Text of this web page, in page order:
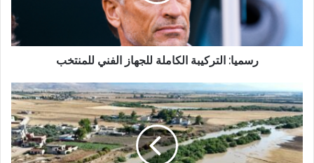
رسميا: التركيبة الكاملة للجهاز الفني للمنتخب